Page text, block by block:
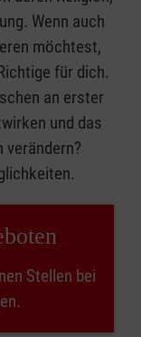
Wenn auch
möchtest,
für dich.
an erster
und das
verändern?
Stellen bei